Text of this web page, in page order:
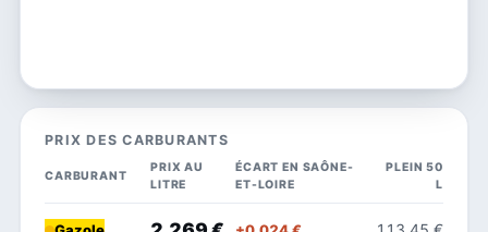
PRIX DES CARBURANTS
CARBURANT
PRIX AU
LITRE
ÉCART EN SAÔNE-
ET-LOIRE
PLEIN 50
L